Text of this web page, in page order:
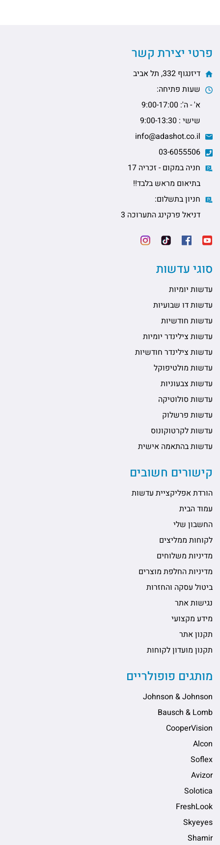
פרטי יצירת קשר
דיזנגוף 332, תל אביב
שעות פתיחה:
א' - ה': 9:00-17:00
שישי : 9:00-13:30
חניה במקום - זכריה 17
בתיאום מראש בלבד!!
חניון בתשלום:
דניאל פרקינג התערוכה 3
סוגי עדשות
עדשות יומיות
עדשות דו שבועיות
עדשות חודשיות
עדשות צילינדר יומיות
עדשות צילינדר חודשיות
עדשות מולטיפוקל
עדשות צבעוניות
עדשות סולוטיקה
עדשות פרשלוק
עדשות לקרטוקונוס
עדשות בהתאמה אישית
קישורים חשובים
הורדת אפליקציית עדשות
עמוד הבית
החשבון שלי
לקוחות ממליצים
מדיניות משלוחים
מדיניות החלפת מוצרים
ביטול עסקה והחזרות
נגישות אתר
מידע מקצועי
תקנון אתר
תקנון מועדון לקוחות
מותגים פופולריים
Johnson & Johnson
Bausch & Lomb
CooperVision
Alcon
Soflex
Avizor
Solotica
FreshLook
Skyeyes
Shamir